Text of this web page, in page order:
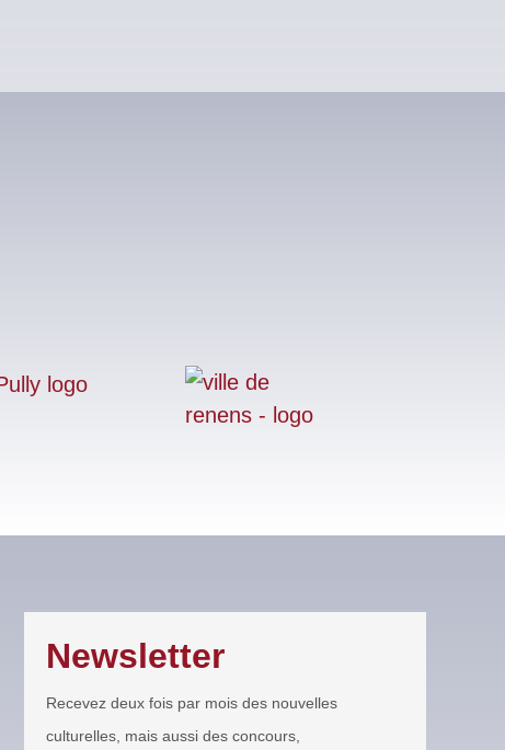
Newsletter
Recevez deux fois par mois des nouvelles
culturelles, mais aussi des concours,